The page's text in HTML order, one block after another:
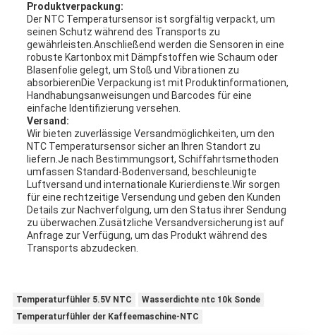
Produktverpackung:
Der NTC Temperatursensor ist sorgfältig verpackt, um
seinen Schutz während des Transports zu
gewährleisten.Anschließend werden die Sensoren in eine
robuste Kartonbox mit Dämpfstoffen wie Schaum oder
Blasenfolie gelegt, um Stoß und Vibrationen zu
absorbierenDie Verpackung ist mit Produktinformationen,
Handhabungsanweisungen und Barcodes für eine
einfache Identifizierung versehen.
Versand:
Wir bieten zuverlässige Versandmöglichkeiten, um den
NTC Temperatursensor sicher an Ihren Standort zu
liefern.Je nach Bestimmungsort, Schiffahrtsmethoden
umfassen Standard-Bodenversand, beschleunigte
Luftversand und internationale Kurierdienste.Wir sorgen
für eine rechtzeitige Versendung und geben den Kunden
Details zur Nachverfolgung, um den Status ihrer Sendung
zu überwachen.Zusätzliche Versandversicherung ist auf
Anfrage zur Verfügung, um das Produkt während des
Transports abzudecken.
Temperaturfühler 5.5V NTC
Wasserdichte ntc 10k Sonde
Temperaturfühler der Kaffeemaschine-NTC